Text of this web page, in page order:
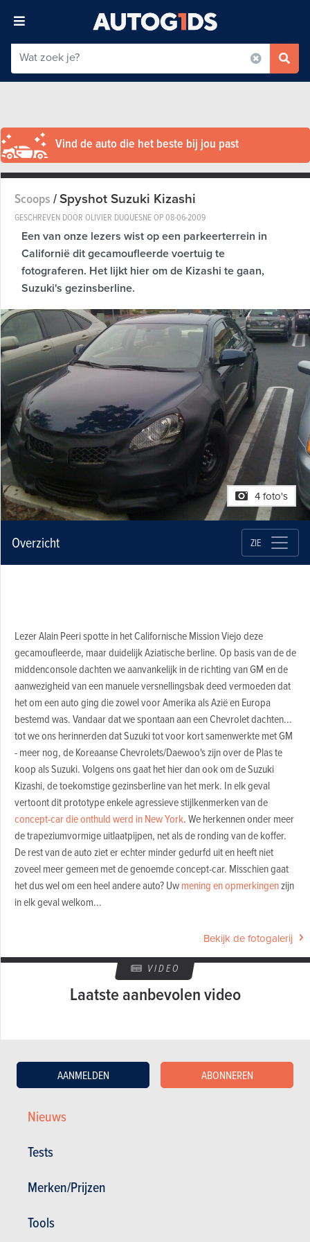
Nieuws
Tests
Merken/Prijzen
Tools
AANMELDEN ABONNEREN
Vind de auto die het beste bij jou past
Scoops/Spyshot Suzuki Kizashi
GESCHREVEN DOOR OLIVIER DUQUESNE OP08-06-2009
Een van onze lezers wist op een parkeerterrein in
Californië dit gecamoufleerde voertuig te
fotograferen. Het lijkt hier om de Kizashi te gaan,
Suzuki's gezinsberline.
4 foto's
Overzicht ZIE
Lezer Alain Peeri spotte in het Californische Mission Viejo deze
gecamoufleerde, maar duidelijk Aziatische berline. Op basis van de de
middenconsole dachten we aanvankelijk in de richting van GM en de
aanwezigheid van een manuele versnellingsbak deed vermoeden dat
het om een auto ging die zowel voor Amerika als Azië en Europa
bestemd was. Vandaar dat we spontaan aan een Chevrolet dachten...
tot we ons herinnerden dat Suzuki tot voor kort samenwerkte met GM
- meer nog, de Koreaanse Chevrolets/Daewoo's zijn over de Plas te
koop als Suzuki. Volgens ons gaat het hier dan ook om de Suzuki
Kizashi, de toekomstige gezinsberline van het merk. In elk geval
vertoont dit prototype enkele agressieve stijlkenmerken van de
concept-car die onthuld werd in New York. We herkennen onder meer
de trapeziumvormige uitlaatpijpen, net als de ronding van de koffer.
De rest van de auto ziet er echter minder gedurfd uit en heeft niet
zoveel meer gemeen met de genoemde concept-car. Misschien gaat
het dus wel om een heel andere auto? Uwmening en opmerkingenzijn
in elk geval welkom...
Bekijk de fotogalerij
VIDEO
Laatste aanbevolen video